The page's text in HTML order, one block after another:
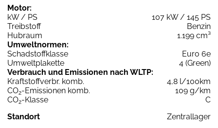
Motor:
kW / PS
107 kW / 145 PS
Treibstoff
Benzin
Hubraum
1.199 cm³
Umweltnormen:
Schadstoffklasse
Euro 6e
Umweltplakette
4 (Green)
Verbrauch und Emissionen nach WLTP:
Kraftstoffverbr. komb.
4,8 l/100km
CO2-Emissionen komb.
109 g/km
CO2-Klasse
C
Standort
Zentrallager